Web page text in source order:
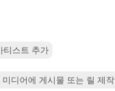
티스트 추가
미디어에 게시물 또는 릴 제작